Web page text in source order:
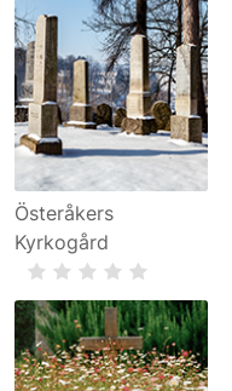
Österåkers
Kyrkogård